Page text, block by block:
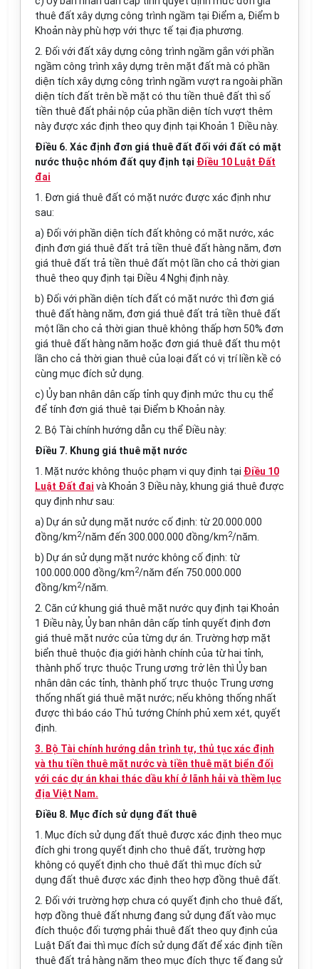
thuê đất xây dựng công trình ngầm tại Điểm a, Điểm b
Khoản này phù hợp với thực tế tại địa phương.
2. Đối với đất xây dựng công trình ngầm gắn với phần
ngầm công trình xây dựng trên mặt đất mà có phần
diện tích xây dựng công trình ngầm vượt ra ngoài phần
diện tích đất trên bề mặt có thu tiền thuê đất thì số
tiền thuê đất phải nộp của phần diện tích vượt thêm
này được xác định theo quy định tại Khoản 1 Điều này.
Điều 6. Xác định đơn giá thuê đất đối với đất có mặt
nước thuộc nhóm đất quy định tại Điều 10 Luật Đất
đai
1. Đơn giá thuê đất có mặt nước được xác định như
sau:
a) Đối với phần diện tích đất không có mặt nước, xác
định đơn giá thuê đất trả tiền thuê đất hàng năm, đơn
giá thuê đất trả tiền thuê đất một lần cho cả thời gian
thuê theo quy định tại Điều 4 Nghị định này.
b) Đối với phần diện tích đất có mặt nước thì đơn giá
thuê đất hàng năm, đơn giá thuê đất trả tiền thuê đất
một lần cho cả thời gian thuê không thấp hơn 50% đơn
giá thuê đất hàng năm hoặc đơn giá thuê đất thu một
lần cho cả thời gian thuê của loại đất có vị trí liền kề có
cùng mục đích sử dụng.
c) Ủy ban nhân dân cấp tỉnh quy định mức thu cụ thể
để tính đơn giá thuê tại Điểm b Khoản này.
2. Bộ Tài chính hướng dẫn cụ thể Điều này:
Điều 7. Khung giá thuê mặt nước
1. Mặt nước không thuộc phạm vi quy định tại Điều 10
Luật Đất đai và Khoản 3 Điều này, khung giá thuê được
quy định như sau:
a) Dự án sử dụng mặt nước cố định: từ 20.000.000
đồng/km2/năm đến 300.000.000 đồng/km2/năm.
b) Dự án sử dụng mặt nước không cố định: từ
100.000.000 đồng/km2/năm đến 750.000.000
đồng/km2/năm.
2. Căn cứ khung giá thuê mặt nước quy định tại Khoản
1 Điều này, Ủy ban nhân dân cấp tỉnh quyết định đơn
giá thuê mặt nước của từng dự án. Trường hợp mặt
biển thuê thuộc địa giới hành chính của từ hai tỉnh,
thành phố trực thuộc Trung ương trở lên thì Ủy ban
nhân dân các tỉnh, thành phố trực thuộc Trung ương
thống nhất giá thuê mặt nước; nếu không thống nhất
được thì báo cáo Thủ tướng Chính phủ xem xét, quyết
định.
3. Bộ Tài chính hướng dẫn trình tự, thủ tục xác định
và thu tiền thuê mặt nước và tiền thuê mặt biển đối
với các dự án khai thác dầu khí ở lãnh hải và thềm lục
địa Việt Nam.
Điều 8. Mục đích sử dụng đất thuê
1. Mục đích sử dụng đất thuê được xác định theo mục
đích ghi trong quyết định cho thuê đất, trường hợp
không có quyết định cho thuê đất thì mục đích sử
dụng đất thuê được xác định theo hợp đồng thuê đất.
2. Đối với trường hợp chưa có quyết định cho thuê đất,
hợp đồng thuê đất nhưng đang sử dụng đất vào mục
đích thuộc đối tượng phải thuê đất theo quy định của
Luật Đất đai thì mục đích sử dụng đất để xác định tiền
thuê đất trả hàng năm theo mục đích thực tế đang sử